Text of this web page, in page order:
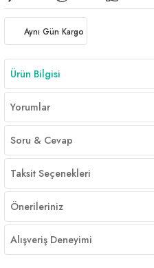
Aynı Gün Kargo
Ürün Bilgisi
Yorumlar
Soru & Cevap
Taksit Seçenekleri
Önerileriniz
Alışveriş Deneyimi